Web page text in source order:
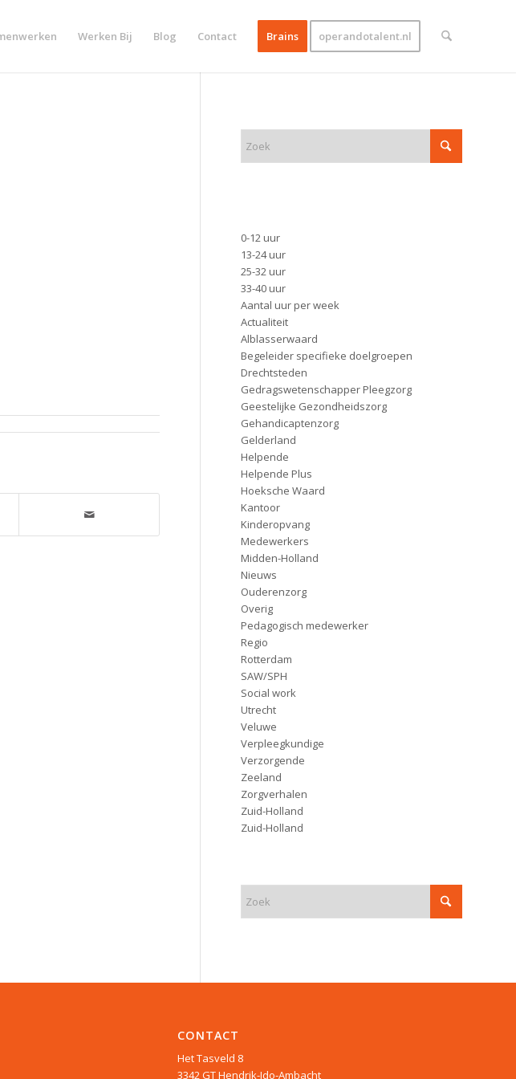
Werken Bij Blog Contact Brains operandotalent.nl
0-12 uur
13-24 uur
25-32 uur
33-40 uur
Aantal uur per week
Actualiteit
Alblasserwaard
Begeleider specifieke doelgroepen
Drechtsteden
Gedragswetenschapper Pleegzorg
Geestelijke Gezondheidszorg
Gehandicaptenzorg
Gelderland
Helpende
Helpende Plus
Hoeksche Waard
Kantoor
Kinderopvang
Medewerkers
Midden-Holland
Nieuws
Ouderenzorg
Overig
Pedagogisch medewerker
Regio
Rotterdam
SAW/SPH
Social work
Utrecht
Veluwe
Verpleegkundige
Verzorgende
Zeeland
Zorgverhalen
Zuid-Holland
Zuid-Holland
CONTACT
Het Tasveld 8
3342 GT Hendrik-Ido-Ambacht